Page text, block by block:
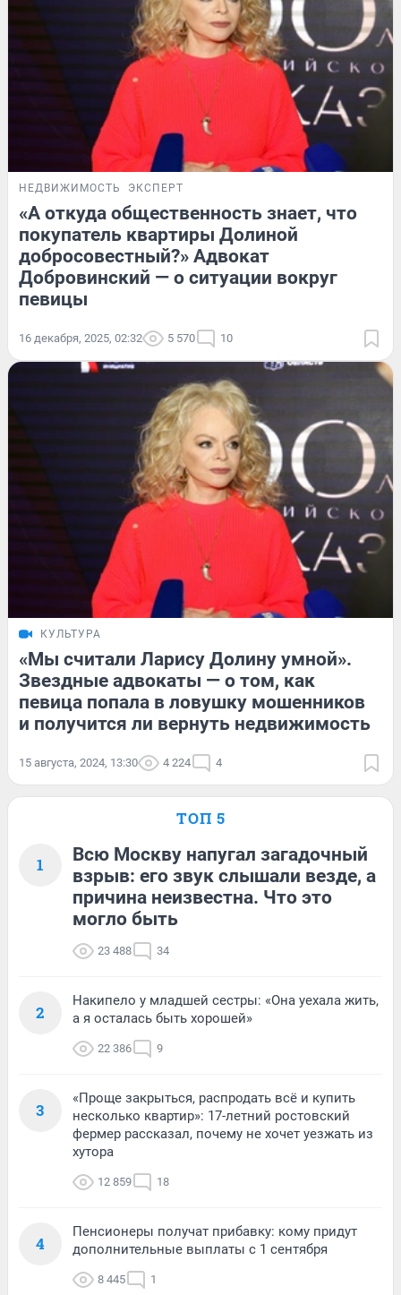
НЕДВИЖИМОСТЬ ЭКСПЕРТ
«А откуда общественность знает, что
покупатель квартиры Долиной
добросовестный?» Адвокат
Добровинский — о ситуации вокруг
певицы
16 декабря, 2025, 02:32 5 570 10
КУЛЬТУРА
«Мы считали Ларису Долину умной».
Звездные адвокаты — о том, как
певица попала в ловушку мошенников
и получится ли вернуть недвижимость
15 августа, 2024, 13:30 4 224 4
ТОП 5
1
Всю Москву напугал загадочный
взрыв: его звук слышали везде, а
причина неизвестна. Что это
могло быть
23 488 34
2
Накипело у младшей сестры: «Она уехала жить,
а я осталась быть хорошей»
22 386 9
3
«Проще закрыться, распродать всё и купить
несколько квартир»: 17-летний ростовский
фермер рассказал, почему не хочет уезжать из
хутора
12 859 18
4
Пенсионеры получат прибавку: кому придут
дополнительные выплаты с 1 сентября
8 445 1